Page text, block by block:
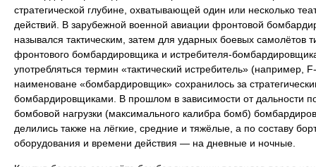
стратегической глубине, охватывающей один или несколько
действий. В зарубежной военной авиации фронтовой
назывался тактическим, затем для ударных боевых самолётов
фронтового бомбардировщика и истребителя-
употребляться термин «тактический истребитель» (например,
наименоване «бомбардировщик» сохранилось за
бомбардировщиками. В прошлом в зависимости от дальности
бомбовой нагрузки (максимального калибра бомб)
делились также на лёгкие, средние и тяжёлые, а по составу
оборудования и времени действия — на дневные и ночные.